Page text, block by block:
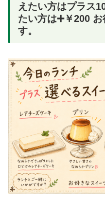
えたい方はプラス
たい方は➕￥200
す。